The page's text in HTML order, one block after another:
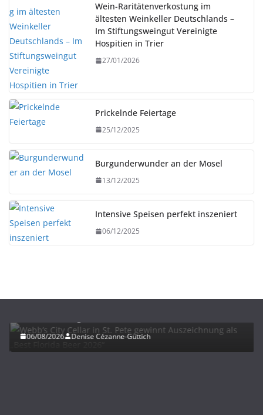
Wein-Raritätenverkostung im
ältesten Weinkeller Deutschlands –
Im Stiftungsweingut Vereinigte
Hospitien in Trier
27/01/2026
Prickelnde Feiertage
25/12/2025
Burgunderwunder an der Mosel
13/12/2025
Intensive Speisen perfekt inszeniert
06/12/2025
06/08/2026 Denise Cézanne-Güttich